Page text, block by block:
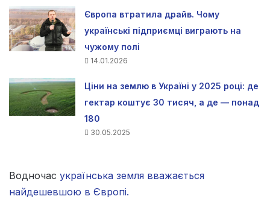
Європа втратила драйв. Чому
українські підприємці виграють на
чужому полі
14.01.2026
Ціни на землю в Україні у 2025 році: де
гектар коштує 30 тисяч, а де — понад
180
30.05.2025
Водночас українська земля вважається
найдешевшою в Європі.